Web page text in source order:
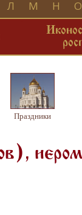
Л М Н О
Праздники